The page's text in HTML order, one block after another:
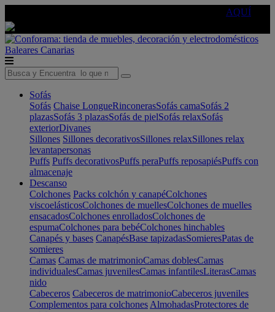
AQUÍ
Baleares Canarias
Sofás
Sofás Chaise LongueRinconerasSofás camaSofás 2
plazasSofás 3 plazasSofás de pielSofás relaxSofás
exteriorDivanes
Sillones Sillones decorativosSillones relaxSillones relax
levantapersonas
Puffs Puffs decorativosPuffs peraPuffs reposapiésPuffs con
almacenaje
Descanso
Colchones Packs colchón y canapéColchones
viscoelásticosColchones de muellesColchones de muelles
ensacadosColchones enrolladosColchones de
espumaColchones para bebéColchones hinchables
Canapés y bases CanapésBase tapizadasSomieresPatas de
somieres
Camas Camas de matrimonioCamas doblesCamas
individualesCamas juvenilesCamas infantilesLiterasCamas
nido
Cabeceros Cabeceros de matrimonioCabeceros juveniles
Complementos para colchones AlmohadasProtectores de